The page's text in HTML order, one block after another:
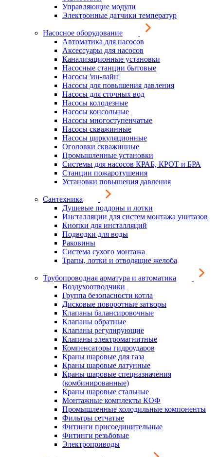
Управляющие модули
Электронные датчики температур
Насосное оборудование
Автоматика для насосов
Аксессуары для насосов
Канализационные установки
Насосные станции бытовые
Насосы 'ин-лайн'
Насосы для повышения давления
Насосы для сточных вод
Насосы колодезные
Насосы консольные
Насосы многоступенчатые
Насосы скважинные
Насосы циркуляционные
Оголовки скважинные
Промышленные установки
Системы для насосов КРАБ, КРОТ и БРА
Станции пожаротушения
Установки повышения давления
Сантехника
Душевые поддоны и лотки
Инсталляции для систем монтажа унитазов
Кнопки для инсталляций
Подводки для воды
Раковины
Система сухого монтажа
Трапы, лотки и отводящие желоба
Трубопроводная арматура и автоматика
Воздухоотводчики
Группа безопасности котла
Дисковые поворотные затворы
Клапаны балансировочные
Клапаны обратные
Клапаны регулирующие
Клапаны электромагнитные
Компенсаторы гидроударов
Краны шаровые для газа
Краны шаровые латунные
Краны шаровые спецназначения
(комбинированные)
Краны шаровые стальные
Монтажные комплекты КОФ
Промышленные холодильные компоненты
Фильтры сетчатые
Фитинги присоединительные
Фитинги резьбовые
Электроприводы